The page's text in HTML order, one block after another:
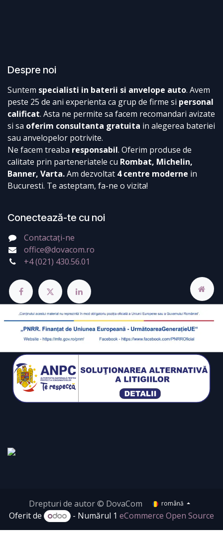
Despre noi
Suntem specialisti in baterii si anvelope auto. Avem
peste 25 de ani experienta ca grup de firme si personal
calificat. Asta ne permite sa facem recomandari avizate
si sa oferim consultanta gratuita in alegerea bateriei
sau anvelopelor potrivite.
Ne facem treaba responsabil. Oferim produse de
calitate prin parteneriatele cu Rombat, Michelin,
Banner, Varta.Am dezvoltat 4 centre moderne in
Bucuresti. Te asteptam, fa-ne o vizita!
Conectează-te cu noi
Contactați-ne
office@dovacom.ro
+4 (021) 430.56.01
Drepturi de autor © DovaCom română
Oferit de - Numărul 1eCommerce Open Source